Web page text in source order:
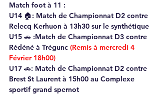
Match foot à 11 :
U14 🏠: Match de Championnat D2 contre
Relecq Kerhuon à 13h30 sur le synthétique
U15 🚗 :Match de Championnat D3 contre
Rédéné à Trégunc (Remis à mercredi 4
Février 18h00)
U17 🚗: Match de Championnat D2 contre
Brest St Laurent à 15h00 au Complexe
sportif grand spernot